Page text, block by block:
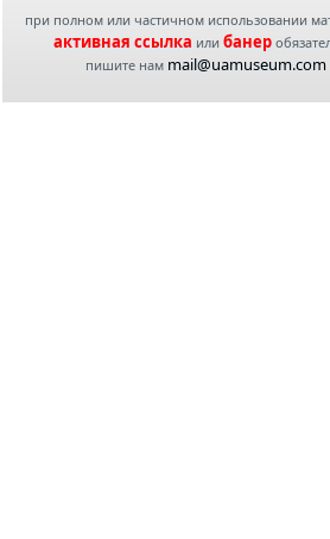
при полном или частичном использовании
активная ссылка или банер
пишите нам mail@uamuseum.com